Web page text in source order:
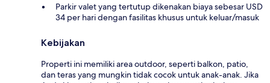
Parkir valet yang tertutup dikenakan biaya sebesar USD
34 per hari dengan fasilitas khusus untuk keluar/masuk
Kebijakan
Properti ini memiliki area outdoor, seperti balkon, patio,
dan teras yang mungkin tidak cocok untuk anak-anak. Jika